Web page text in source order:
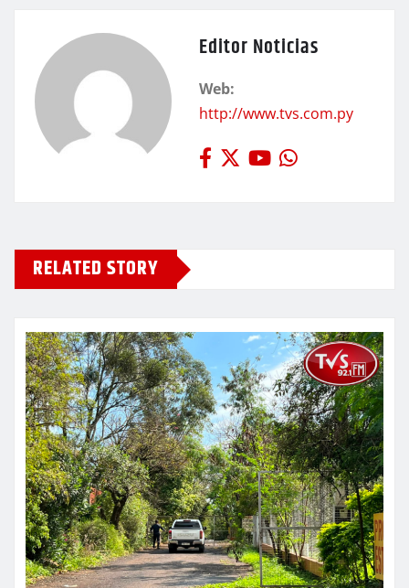
Editor Noticias
Web:
http://www.tvs.com.py
RELATED STORY